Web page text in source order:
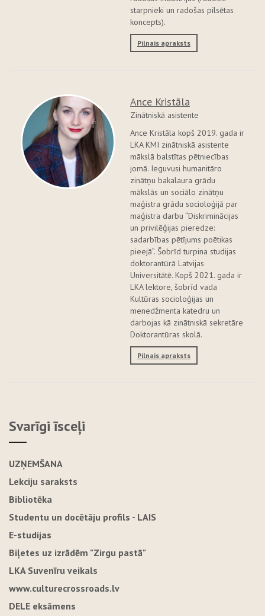
starpnieki un radošas pilsētas
koncepts).
Pilnais apraksts
Ance Kristāla
Zinātniskā asistente
Ance Kristāla kopš 2019. gada ir
LKA KMI zinātniskā asistente
mākslā balstītas pētniecības
jomā. Ieguvusi humanitāro
zinātņu bakalaura grādu
mākslās un sociālo zinātņu
maģistra grādu socioloģijā par
maģistra darbu “Diskriminācijas
un privilēģijas pieredze:
sadarbības pētījums poētikas
pieejā”. Šobrīd turpina studijas
doktorantūrā Latvijas
Universitātē. Kopš 2021. gada ir
LKA lektore, šobrīd vada
Kultūras socioloģijas un
menedžmenta katedru un
darbojas kā zinātniskā sekretāre
Doktorantūras skolā.
Pilnais apraksts
Svarīgi īsceļi
UZŅEMŠANA
Lekciju saraksts
Bibliotēka
Studentu un docētāju profils - LAIS
E-studijas
Biļetes uz izrādēm "Zirgu pastā"
LKA Suvenīru veikals
www.culturecrossroads.lv
DELE eksāmens